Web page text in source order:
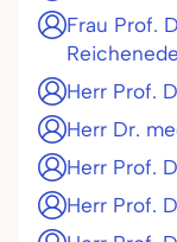
Frau Prof.
Herr Prof.
Herr Dr.
Herr Prof.
Herr Prof.